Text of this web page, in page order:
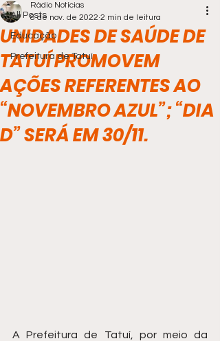
All Posts
Educação
Prefeitura de Tatuí
UNIDADES DE SAÚDE DE
TATUÍ PROMOVEM
AÇÕES REFERENTES AO
“NOVEMBRO AZUL”; “DIA
D” SERÁ EM 30/11.
Rádio Notícias
8 de nov. de 2022 2 min de leitura
A Prefeitura de Tatuí, por meio da